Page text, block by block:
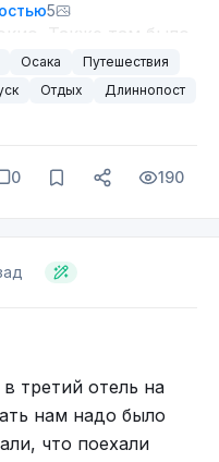
с ними фоткались
вещи
сколько хотят
большие деньги с
5
Осака
Путешествия
Отдых
Длиннопост
0 190
третий отель на
нам надо было
что поехали